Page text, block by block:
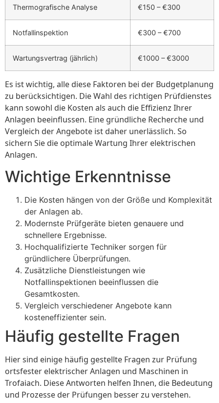
Thermografische Analyse €150 – €300
Notfallinspektion €300 – €700
Wartungsvertrag (jährlich) €1000 – €3000
Es ist wichtig, alle diese Faktoren bei der Budgetplanung
zu berücksichtigen. Die Wahl des richtigen Prüfdienstes
kann sowohl die Kosten als auch die Effizienz Ihrer
Anlagen beeinflussen. Eine gründliche Recherche und
Vergleich der Angebote ist daher unerlässlich. So
sichern Sie die optimale Wartung Ihrer elektrischen
Anlagen.
Wichtige Erkenntnisse
Die Kosten hängen von der Größe und Komplexität
der Anlagen ab.
Modernste Prüfgeräte bieten genauere und
schnellere Ergebnisse.
Hochqualifizierte Techniker sorgen für
gründlichere Überprüfungen.
Zusätzliche Dienstleistungen wie
Notfallinspektionen beeinflussen die
Gesamtkosten.
Vergleich verschiedener Angebote kann
kosteneffizienter sein.
Häufig gestellte Fragen
Hier sind einige häufig gestellte Fragen zur Prüfung
ortsfester elektrischer Anlagen und Maschinen in
Trofaiach. Diese Antworten helfen Ihnen, die Bedeutung
und Prozesse der Prüfungen besser zu verstehen.